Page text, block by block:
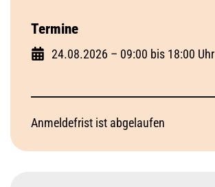
Termine
24.08.2026 – 09:00 bis 18:00 Uhr
Anmeldefrist ist abgelaufen